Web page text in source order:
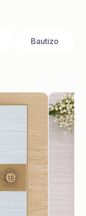
Bautizo